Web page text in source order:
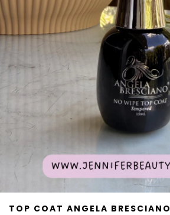
TOP COAT ANGELA BRESCIANO